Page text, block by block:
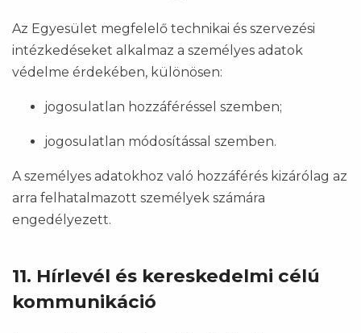
Az Egyesület megfelelő technikai és szervezési
intézkedéseket alkalmaz a személyes adatok
védelme érdekében, különösen:
jogosulatlan hozzáféréssel szemben;
jogosulatlan módosítással szemben.
A személyes adatokhoz való hozzáférés kizárólag az
arra felhatalmazott személyek számára
engedélyezett.
11. Hírlevél és kereskedelmi célú
kommunikáció